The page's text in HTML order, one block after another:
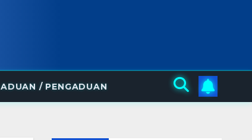
ADUAN / PENGADUAN